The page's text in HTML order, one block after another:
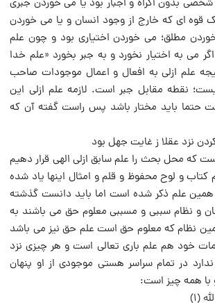
شخصى بدون اکراه و اجبار بود یا مى خوردن جبرى
قوه اى که خارج از وجود انسان و یا مى خوردن
مطلق؛ مى خوردن اختیارى بود و چون علم
مى به اختیار نخورد و به جبر بخورد «علم خدا
علم ازلى به افعال و اعمال موجودات صاحب
نقطه مقابل جبر است. لازمه علم ازلى این
حتما باید مختار باشد پس راست گفته آن که
نزد عقلا ز غایت جهل بود
که محل بحث را علم سابق ازلى الهى قرار دهیم
کتاب و لوح محفوظ و قلم و امثال اینها یاد شده
علم ذکر شده است اما باید دانست گذشته
و نظام سببى و مسببى معلوم حق می باشند به
نظام که معلوم حق است علم حق نیز می باشد
خود هم علم بارى تعالى است و هر چیزى نزد
در تمام سراسر هستى موجودى از او پنهان
با همه چیز است:
(۱)